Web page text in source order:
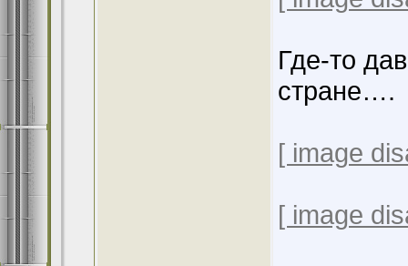
Где-то
стране….
[ image
[ image